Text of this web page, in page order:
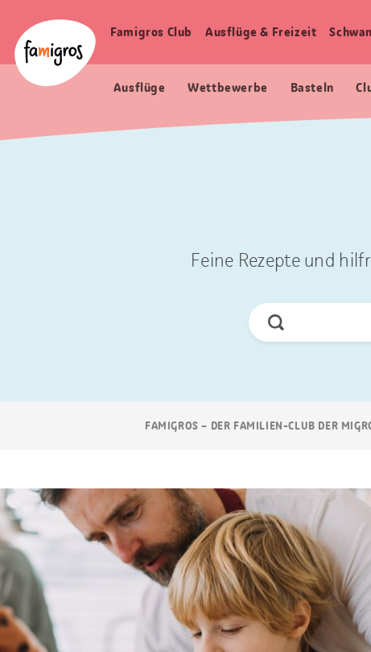
Navigation
Logo
Haupt
Famigros Club Ausflüge & Freizeit
Ausflüge Wettbewerbe Basteln
Feine Rezepte und
Jetzt
FAMIGROS – DER FAMILIEN-CLUB DER